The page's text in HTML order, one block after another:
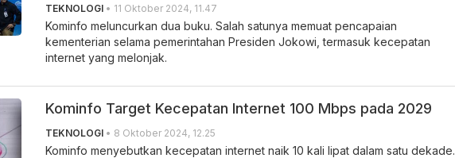
TEKNOLOGI • 11 Oktober 2024, 11.47
Kominfo meluncurkan dua buku. Salah satunya memuat pencapaian
kementerian selama pemerintahan Presiden Jokowi, termasuk kecepatan
internet yang melonjak.
Kominfo Target Kecepatan Internet 100 Mbps pada 2029
TEKNOLOGI • 8 Oktober 2024, 12.25
Kominfo menyebutkan kecepatan internet naik 10 kali lipat dalam satu dekade.